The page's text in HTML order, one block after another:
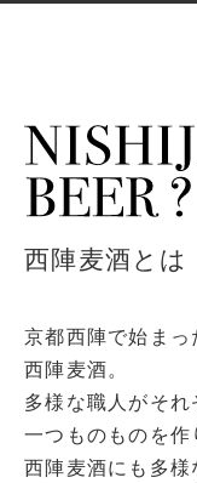
西陣麦酒とは
京都西陣で始まっ
西陣麦酒。
多様な職人がそれ
一つものものを作
西陣麦酒にも多様